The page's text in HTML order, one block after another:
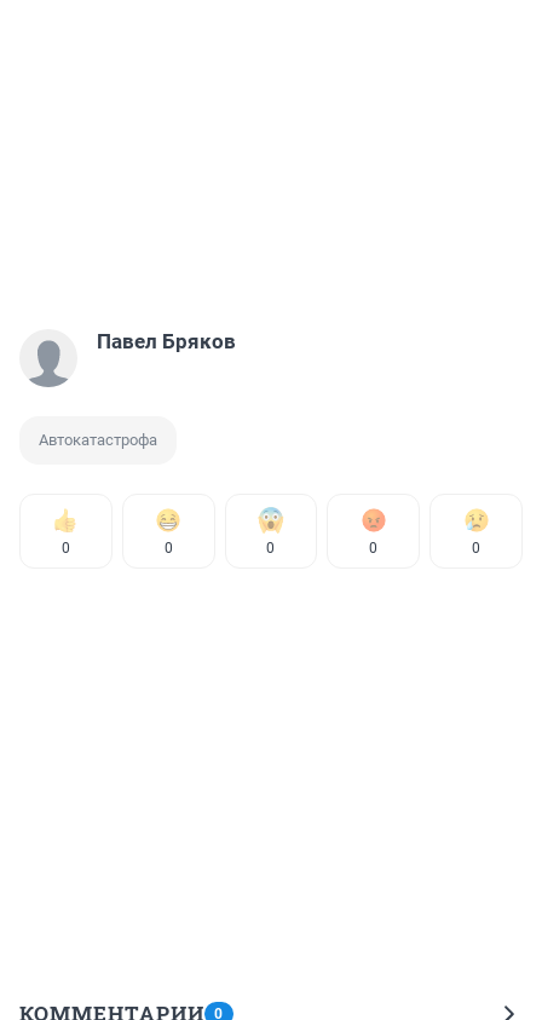
Павел Бряков
Автокатастрофа
0 0 0 0 0
КОММЕНТАРИИ 0